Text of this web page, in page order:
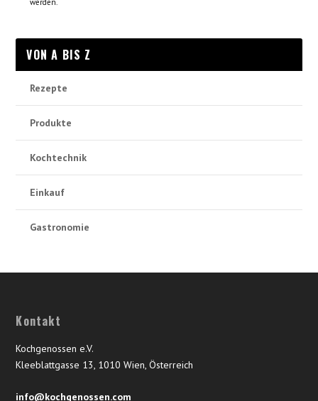
werden.
VON A BIS Z
Rezepte
Produkte
Kochtechnik
Einkauf
Gastronomie
Kontakt
Kochgenossen e.V.
Kleeblattgasse 13, 1010 Wien, Österreich
info@kochgenossen.com